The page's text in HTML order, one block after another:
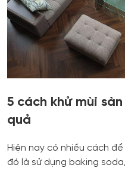
5 cách khử mùi
quả
Hiện nay có nhiều cách
đó là sử dụng baking